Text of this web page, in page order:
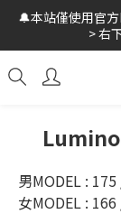
🚛全館 滿$999
🔔本站僅使用官
> 右
🚛全館 滿$999
男MODEL :
女MODEL :